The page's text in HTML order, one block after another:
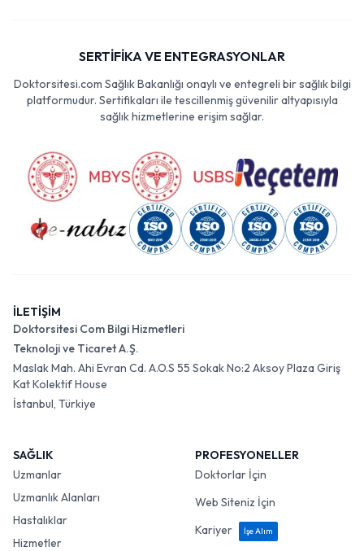
SERTİFİKA VE ENTEGRASYONLAR
Doktorsitesi.com Sağlık Bakanlığı onaylı ve entegreli bir sağlık bilgi
platformudur. Sertifikaları ile tescillenmiş güvenilir altyapısıyla
sağlık hizmetlerine erişim sağlar.
İLETİŞİM
Doktorsitesi Com Bilgi Hizmetleri
Teknoloji ve Ticaret A.Ş.
Maslak Mah. Ahi Evran Cd. A.O.S 55 Sokak No:2 Aksoy Plaza Giriş
Kat Kolektif House
İstanbul, Türkiye
SAĞLIK
Uzmanlar
Uzmanlık Alanları
Hastalıklar
Hizmetler
PROFESYONELLER
Doktorlar İçin
Web Siteniz İçin
Kariyer
İşe Alım